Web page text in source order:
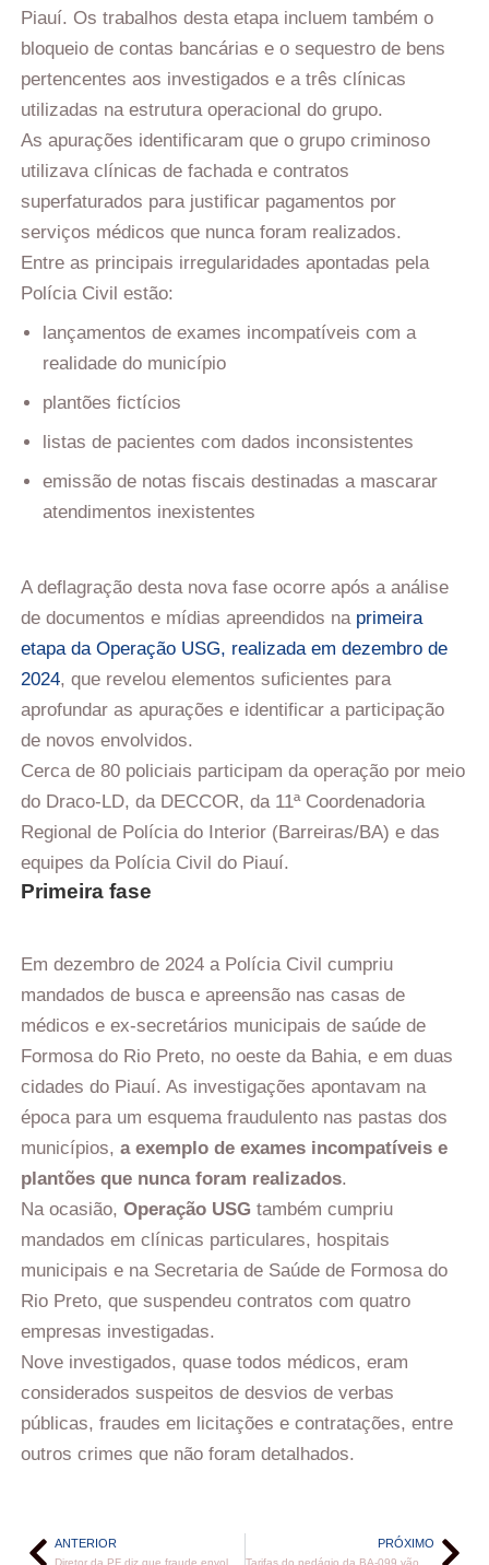
Piauí. Os trabalhos desta etapa incluem também o
bloqueio de contas bancárias e o sequestro de bens
pertencentes aos investigados e a três clínicas
utilizadas na estrutura operacional do grupo.
As apurações identificaram que o grupo criminoso
utilizava clínicas de fachada e contratos
superfaturados para justificar pagamentos por
serviços médicos que nunca foram realizados.
Entre as principais irregularidades apontadas pela
Polícia Civil estão:
lançamentos de exames incompatíveis com a
realidade do município
plantões fictícios
listas de pacientes com dados inconsistentes
emissão de notas fiscais destinadas a mascarar
atendimentos inexistentes
A deflagração desta nova fase ocorre após a análise
de documentos e mídias apreendidos na primeira
etapa da Operação USG, realizada em dezembro de
2024, que revelou elementos suficientes para
aprofundar as apurações e identificar a participação
de novos envolvidos.
Cerca de 80 policiais participam da operação por meio
do Draco-LD, da DECCOR, da 11ª Coordenadoria
Regional de Polícia do Interior (Barreiras/BA) e das
equipes da Polícia Civil do Piauí.
Primeira fase
Em dezembro de 2024 a Polícia Civil cumpriu
mandados de busca e apreensão nas casas de
médicos e ex-secretários municipais de saúde de
Formosa do Rio Preto, no oeste da Bahia, e em duas
cidades do Piauí. As investigações apontavam na
época para um esquema fraudulento nas pastas dos
municípios, a exemplo de exames incompatíveis e
plantões que nunca foram realizados.
Na ocasião, Operação USG também cumpriu
mandados em clínicas particulares, hospitais
municipais e na Secretaria de Saúde de Formosa do
Rio Preto, que suspendeu contratos com quatro
empresas investigadas.
Nove investigados, quase todos médicos, eram
considerados suspeitos de desvios de verbas
públicas, fraudes em licitações e contratações, entre
outros crimes que não foram detalhados.
ANTERIOR PRÓXIMO